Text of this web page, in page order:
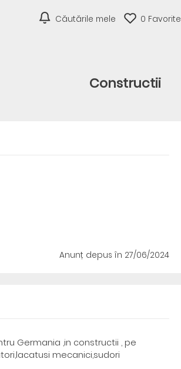
Căutările mele 0 Favorite
Constructii
Anunț depus în 27/06/2024
Germania ,in constructii , pe
mecanici,sudori